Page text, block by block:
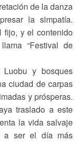
de la danza
la simpatía.
fijo, y el contenido
“Festival de
y bosques
ciudad de carpas
y prósperas.
traslado a este
la vida salvaje
a ser el día más